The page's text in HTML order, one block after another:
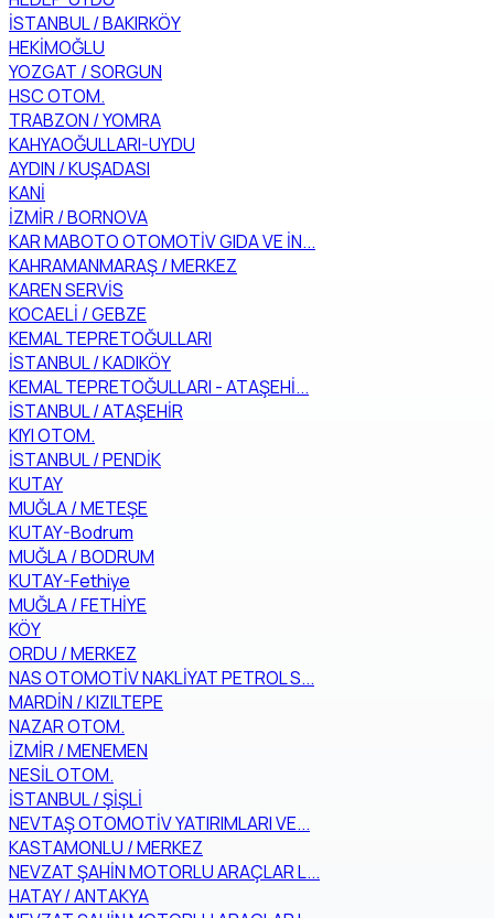
İSTANBUL / BAKIRKÖY
HEKİMOĞLU
YOZGAT / SORGUN
HSC OTOM.
TRABZON / YOMRA
KAHYAOĞULLARI-UYDU
AYDIN / KUŞADASI
KANİ
İZMİR / BORNOVA
KAR MABOTO OTOMOTİV GIDA VE İN...
KAHRAMANMARAŞ / MERKEZ
KAREN SERVİS
KOCAELİ / GEBZE
KEMAL TEPRETOĞULLARI
İSTANBUL / KADIKÖY
KEMAL TEPRETOĞULLARI - ATAŞEHİ...
İSTANBUL / ATAŞEHİR
KIYI OTOM.
İSTANBUL / PENDİK
KUTAY
MUĞLA / METEŞE
KUTAY-Bodrum
MUĞLA / BODRUM
KUTAY-Fethiye
MUĞLA / FETHİYE
KÖY
ORDU / MERKEZ
NAS OTOMOTİV NAKLİYAT PETROL S...
MARDİN / KIZILTEPE
NAZAR OTOM.
İZMİR / MENEMEN
NESİL OTOM.
İSTANBUL / ŞİŞLİ
NEVTAŞ OTOMOTİV YATIRIMLARI VE...
KASTAMONLU / MERKEZ
NEVZAT ŞAHİN MOTORLU ARAÇLAR L...
HATAY / ANTAKYA